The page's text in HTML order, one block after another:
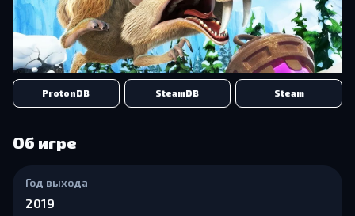
ProtonDB SteamDB Steam
Об игре
Год выхода
2019